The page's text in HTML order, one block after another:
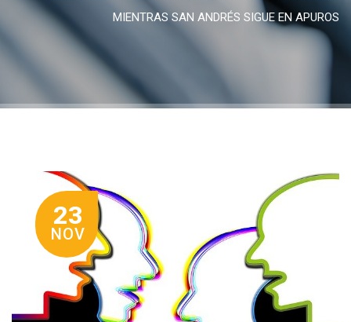
MIENTRAS SAN ANDRÉS SIGUE EN APUROS
23
NOV